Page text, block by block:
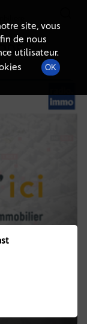
site, vous
de nous
utilisateur.
OK